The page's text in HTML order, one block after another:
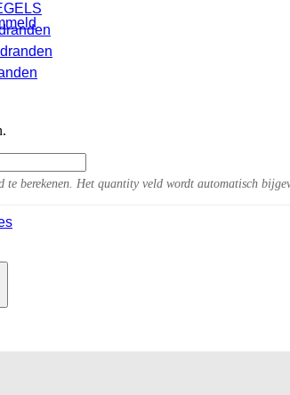
berekenen. Het quantity veld wordt automatisch